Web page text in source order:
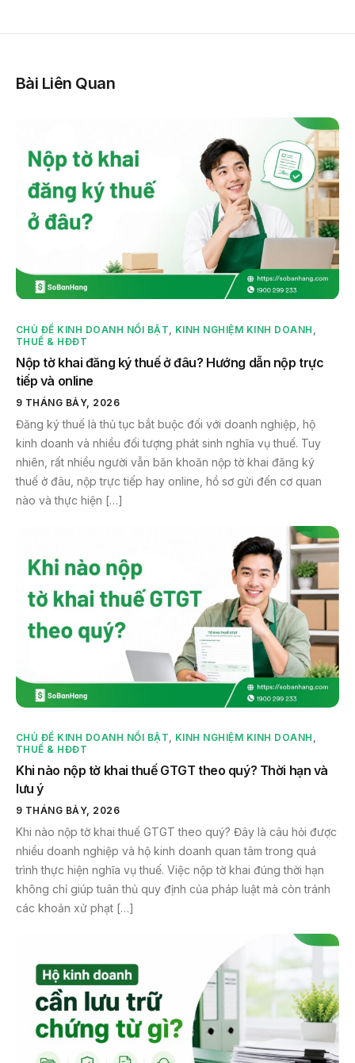
Bài Liên Quan
CHỦ ĐỀ KINH DOANH NỔI BẬT KINH NGHIỆM KINH DOANH
THUẾ & HĐĐT
Nộp tờ khai đăng ký thuế ở đâu? Hướng dẫn nộp trực
tiếp và online
9 THÁNG BẢY, 2026
Đăng ký thuế là thủ tục bắt buộc đối với doanh nghiệp, hộ
kinh doanh và nhiều đối tượng phát sinh nghĩa vụ thuế. Tuy
nhiên, rất nhiều người vẫn băn khoăn nộp tờ khai đăng ký
thuế ở đâu, nộp trực tiếp hay online, hồ sơ gửi đến cơ quan
nào và thực hiện […]
CHỦ ĐỀ KINH DOANH NỔI BẬT, KINH NGHIỆM KINH DOANH ,
THUẾ & HĐĐT
Khi nào nộp tờ khai thuế GTGT theo quý? Thời hạn và
lưu ý
9 THÁNG BẢY, 2026
Khi nào nộp tờ khai thuế GTGT theo quý? Đây là câu hỏi được
nhiều doanh nghiệp và hộ kinh doanh quan tâm trong quá
trình thực hiện nghĩa vụ thuế. Việc nộp tờ khai đúng thời hạn
không chỉ giúp tuân thủ quy định của pháp luật mà còn tránh
các khoản xử phạt […]